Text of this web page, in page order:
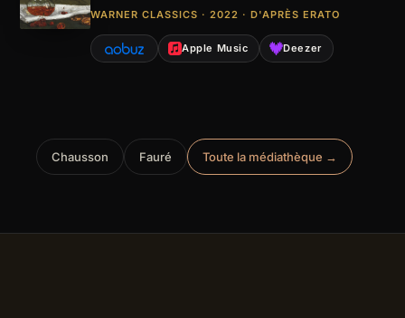
WARNER CLASSICS · 2022 · D'APRÈS ERATO
Apple Music Deezer
Chausson Fauré Toute la médiathèque →